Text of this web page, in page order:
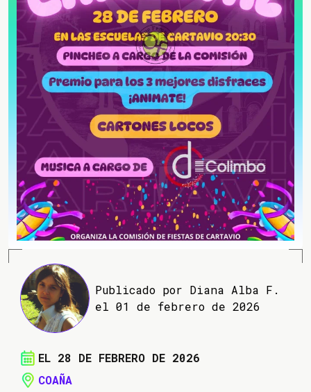
Publicado por Diana Alba F.
el 01 de febrero de 2026
EL 28 DE FEBRERO DE 2026
COAÑA